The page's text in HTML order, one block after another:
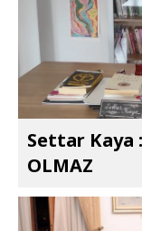
Settar Kaya :
OLMAZ